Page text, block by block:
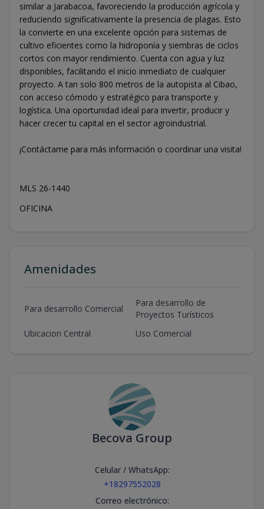
similar a Jarabacoa, favoreciendo la producción agrícola y
reduciendo significativamente la presencia de plagas. Esto
la convierte en una excelente opción para sistemas de
cultivo eficientes como la hidroponía y siembras de ciclos
cortos con mayor rendimiento. Cuenta con agua y luz
disponibles, facilitando el inicio inmediato de cualquier
proyecto. A tan solo 800 metros de la autopista al Cibao,
con acceso cómodo y estratégico para transporte y
logística. Una oportunidad ideal para invertir, producir y
hacer crecer tu capital en el sector agroindustrial.
¡Contáctame para más información o coordinar una visita!
MLS 26-1440
OFICINA
Amenidades
Para desarrollo Comercial
Para desarrollo de
Proyectos Turísticos
Ubicacion Central
Uso Comercial
Becova Group
Celular / WhatsApp:
+18297552028
Correo electrónico: